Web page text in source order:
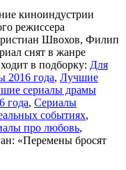
киноиндустрии
режиссера
Швохов, Филип
снят в жанре
в подборку: Для
2016 года, Лучшие
сериалы драмы
года, Сериалы
событиях,
про любовь,
«Перемены бросят